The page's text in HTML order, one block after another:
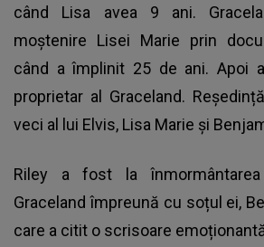
când Lisa avea 9 ani.
moștenire Lisei Marie prin
când a împlinit 25 de ani. Apoi
proprietar al Graceland.
veci al lui Elvis, Lisa Marie și
Riley a fost la
Graceland împreună cu soțul ei,
care a citit o scrisoare